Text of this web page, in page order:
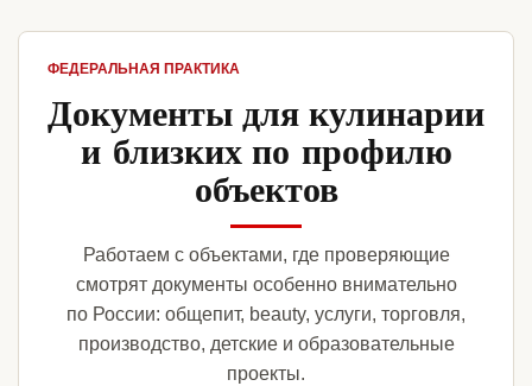
ФЕДЕРАЛЬНАЯ ПРАКТИКА
Документы для кулинарии
и близких по профилю
объектов
Работаем с объектами, где проверяющие
смотрят документы особенно внимательно
по России: общепит, beauty, услуги, торговля,
производство, детские и образовательные
проекты.